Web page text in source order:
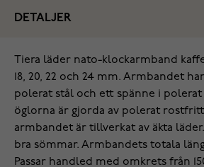
DETALJER
Tiera läder nato-klockarmband
18, 20, 22 och 24 mm. Armbandet
polerat stål och ett spänne i polerat
öglorna är gjorda av polerat
armbandet är tillverkat av äkta
bra sömmar. Armbandets totala
Passar handled med omkrets från